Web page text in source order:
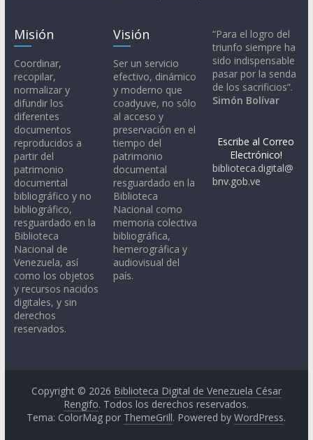
Misión
Coordinar,
recopilar,
normalizar y
difundir los
diferentes
documentos
reproducidos a
partir del
patrimonio
documental
bibliográfico y no
bibliográfico,
resguardado en la
Biblioteca
Nacional de
Venezuela, así
como los objetos
y recursos nacidos
digitales, y sin
derechos
reservados.
Visión
Ser un servicio
efectivo, dinámico
y moderno que
coadyuve, no sólo
al acceso y
preservación en el
tiempo del
patrimonio
documental
resguardado en la
Biblioteca
Nacional como
memoria colectiva
bibliográfica,
hemerográfica y
audiovisual del
país.
“Para el logro del
triunfo siempre ha
sido indispensable
pasar por la senda
de los sacrificios”.
Simón Bolívar
Escribe al Correo
Electrónico!
biblioteca.digital@
bnv.gob.ve
Copyright © 2026 Biblioteca Digital de Venezuela César
Rengifo. Todos los derechos reservados.
Tema: ColorMag por ThemeGrill. Powered byWordPress.